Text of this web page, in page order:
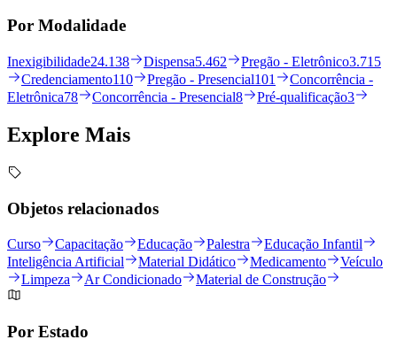
Por Modalidade
Inexigibilidade24.138 Dispensa5.462 Pregão - Eletrônico3.715
Credenciamento110 Pregão - Presencial101
Concorrência -
Eletrônica78 Concorrência - Presencial8 Pré-qualificação3
Explore Mais
Objetos relacionados
Curso Capacitação Educação Palestra
Educação Infantil
Inteligência Artificial
Material Didático Medicamento
Veículo
Limpeza
Ar Condicionado Material de Construção
Por Estado